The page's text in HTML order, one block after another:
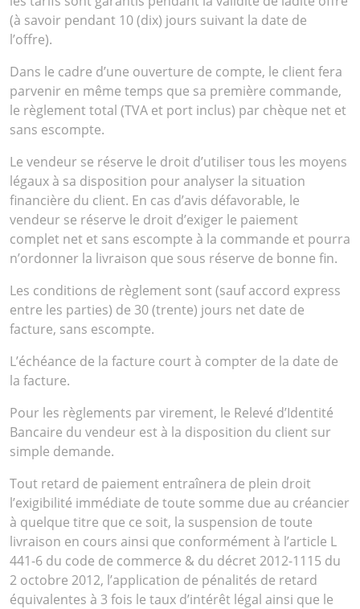
(à savoir pendant 10 (dix) jours suivant la date de
l’offre).
Dans le cadre d’une ouverture de compte, le client fera
parvenir en même temps que sa première commande,
le règlement total (TVA et port inclus) par chèque net et
sans escompte.
Le vendeur se réserve le droit d’utiliser tous les moyens
légaux à sa disposition pour analyser la situation
financière du client. En cas d’avis défavorable, le
vendeur se réserve le droit d’exiger le paiement
complet net et sans escompte à la commande et pourra
n’ordonner la livraison que sous réserve de bonne fin.
Les conditions de règlement sont (sauf accord express
entre les parties) de 30 (trente) jours net date de
facture, sans escompte.
L’échéance de la facture court à compter de la date de
la facture.
Pour les règlements par virement, le Relevé d’Identité
Bancaire du vendeur est à la disposition du client sur
simple demande.
Tout retard de paiement entraînera de plein droit
l’exigibilité immédiate de toute somme due au créancier
à quelque titre que ce soit, la suspension de toute
livraison en cours ainsi que conformément à l’article L
441-6 du code de commerce & du décret 2012-1115 du
2 octobre 2012, l’application de pénalités de retard
équivalentes à 3 fois le taux d’intérêt légal ainsi que le